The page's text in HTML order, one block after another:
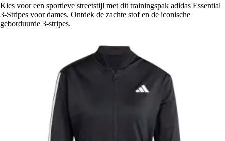
Kies voor een sportieve streetstijl met dit trainingspak adidas Essential
3-Stripes voor dames. Ontdek de zachte stof en de iconische
geborduurde 3-stripes.